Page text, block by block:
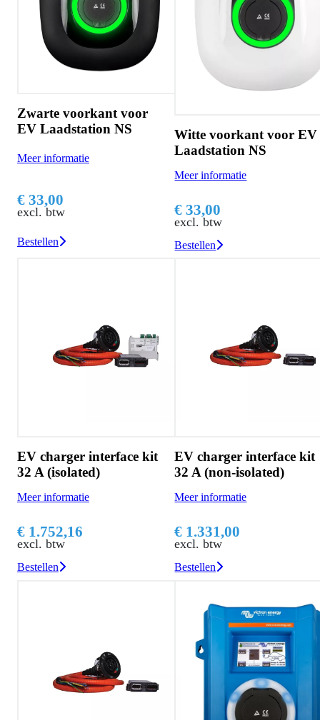
Zwarte voorkant voor
EV Laadstation NS
Meer informatie
€ 33,00
excl. btw
Bestellen
Witte voorkant voor EV
Laadstation NS
Meer informatie
€ 33,00
excl. btw
Bestellen
EV charger interface kit
32 A (isolated)
Meer informatie
€ 1.752,16
excl. btw
Bestellen
EV charger interface kit
32 A (non-isolated)
Meer informatie
€ 1.331,00
excl. btw
Bestellen